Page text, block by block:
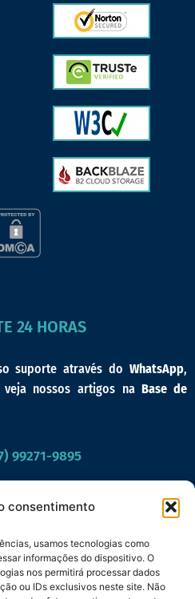
consentimento
usamos tecnologias como
informações do dispositivo. O
nos permitirá processar dados
ou IDs exclusivos neste site. Não
24 HORAS
suporte através do WhatsApp,
veja nossos artigos naBase de
99271-9895
DO CLIENTE